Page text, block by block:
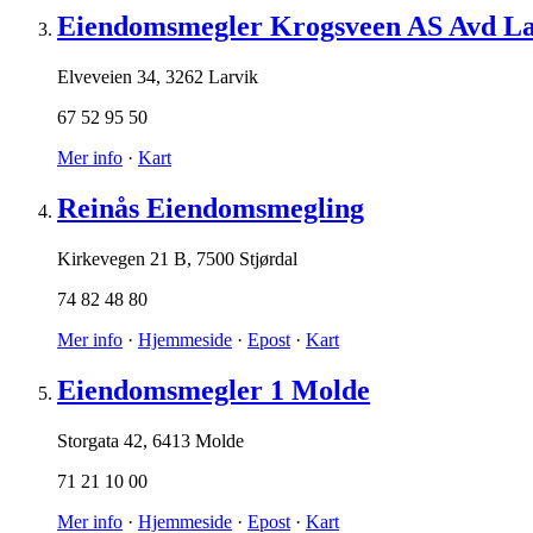
Eiendomsmegler Krogsveen AS Avd
Elveveien 34, 3262 Larvik
67 52 95 50
Mer info · Kart
Reinås Eiendomsmegling
Kirkevegen 21 B, 7500 Stjørdal
74 82 48 80
Mer info · Hjemmeside · Epost · Kart
Eiendomsmegler 1 Molde
Storgata 42, 6413 Molde
71 21 10 00
Mer info · Hjemmeside · Epost · Kart